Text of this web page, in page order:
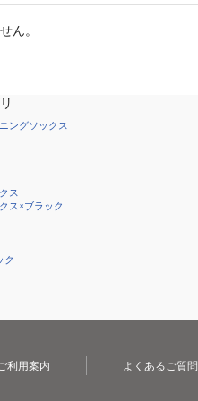
ん。
ングソックス
ス
ス×ブラック
ク
ご利用案内 よくあるご質問